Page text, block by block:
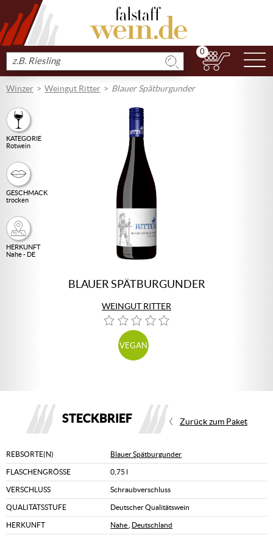
Produkt
suchen
0
Winzer Weingut Ritter Blauer Spätburgunder
KATEGORIE
Rotwein
GESCHMACK
trocken
HERKUNFT
Nahe - DE
BLAUER SPÄTBURGUNDER
WEINGUT RITTER
VEGAN
STECKBRIEF Zurück zum Paket
REBSORTE(N) Blauer Spätburgunder
FLASCHENGRÖSSE 0,75 l
VERSCHLUSS Schraubverschluss
QUALITÄTSSTUFE Deutscher Qualitätswein
HERKUNFT Nahe Deutschland